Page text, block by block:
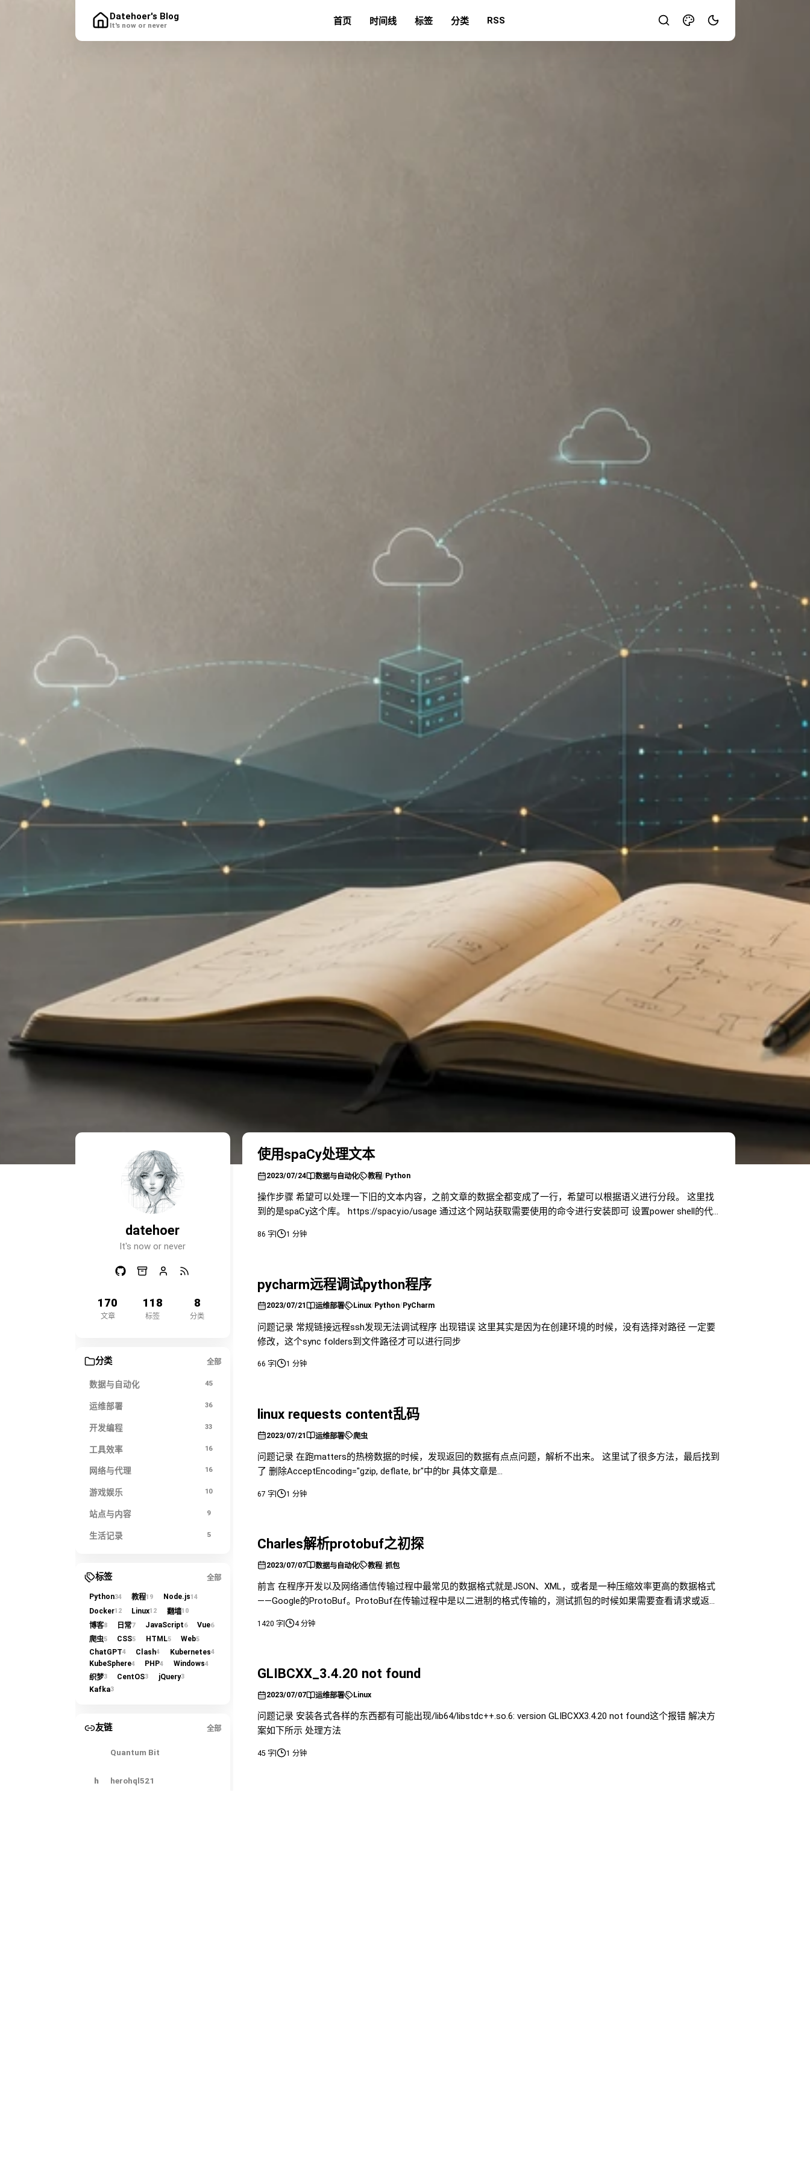
Datehoer's Blog
It's now or never 首页 时间线 标签 分类 RSS
datehoer
It's now or never
170
文章
118
标签
8
分类
分类 全部
数据与自动化 45
运维部署 36
开发编程 33
工具效率 16
网络与代理 16
游戏娱乐 10
站点与内容 9
生活记录 5
标签 全部
Python34 教程19 Node.js14
Docker12 Linux12 翻墙10
博客8 日常7 JavaScript6 Vue6
爬虫5 CSS5 HTML5 Web5
ChatGPT4 Clash4 Kubernetes4
KubeSphere4 PHP4 Windows4
织梦3 CentOS3 jQuery3
Kafka3
友链 全部
Quantum Bit
h herohql521
使用spaCy处理文本
2023/07/24 数据与自动化 教程/ Python
操作步骤 希望可以处理一下旧的文本内容，之前文章的数据全都变成了一行，希望可以根据语义进行分段。 这里找
到的是spaCy这个库。 https://spacy.io/usage 通过这个网站获取需要使用的命令进行安装即可 设置power shell的代
86 字| 1 分钟
pycharm远程调试python程序
2023/07/21 运维部署 Linux/ Python/ PyCharm
问题记录 常规链接远程ssh发现无法调试程序 出现错误 这里其实是因为在创建环境的时候，没有选择对路径 一定要
修改，这个sync folders到文件路径才可以进行同步
66 字| 1 分钟
linux requests content乱码
2023/07/21 运维部署 爬虫
问题记录 在跑matters的热榜数据的时候，发现返回的数据有点点问题，解析不出来。 这里试了很多方法，最后找到
了 删除AcceptEncoding="gzip, deflate, br"中的br 具体文章是
67 字| 1 分钟
Charles解析protobuf之初探
2023/07/07 数据与自动化 教程/抓包
前言 在程序开发以及网络通信传输过程中最常见的数据格式就是JSON、XML，或者是一种压缩效率更高的数据格式
——Google的ProtoBuf。ProtoBuf在传输过程中是以二进制的格式传输的，测试抓包的时候如果需要查看请求或返回
析工作，但小
1420 字| 4 分钟
GLIBCXX_3.4.20 not found
2023/07/07 运维部署 Linux
问题记录 安装各式各样的东西都有可能出现/lib64/libstdc++.so.6: version GLIBCXX3.4.20 not found这个报错 解决方
案如下所示 处理方法
45 字| 1 分钟